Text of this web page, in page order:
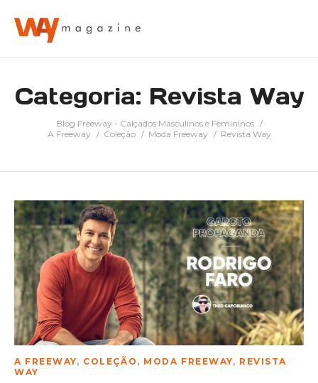
Categoria: Revista Way
Blog Freeway - Calçados Masculinos e Femininos
A Freeway
Coleção Moda Freeway Revista Way
A FREEWAY, COLEÇÃO , MODA FREEWAY, REVISTA
WAY